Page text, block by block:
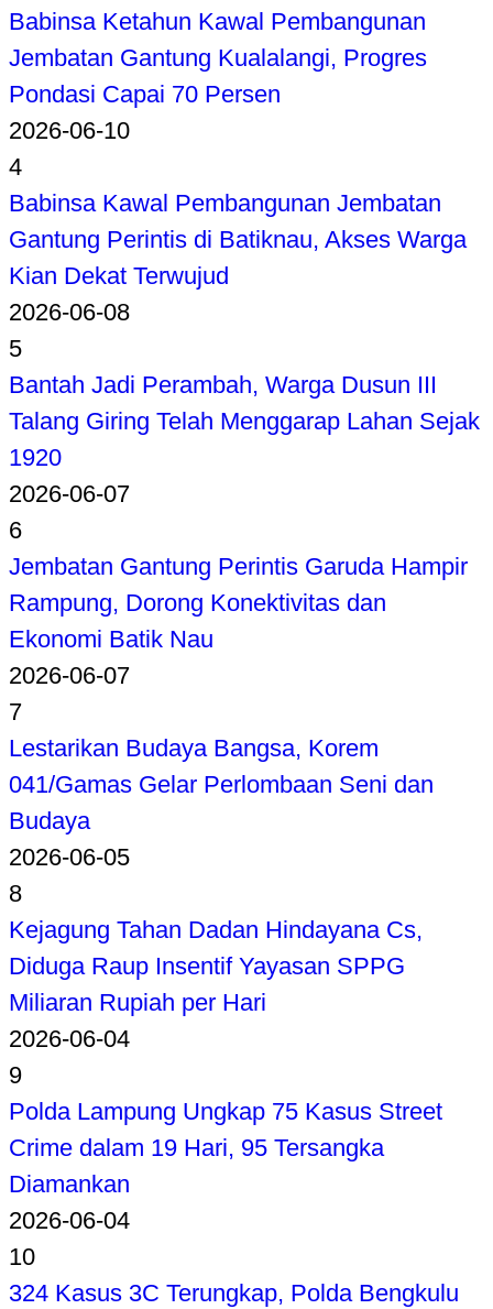
Babinsa Ketahun Kawal Pembangunan
Jembatan Gantung Kualalangi, Progres
Pondasi Capai 70 Persen
2026-06-10
4
Babinsa Kawal Pembangunan Jembatan
Gantung Perintis di Batiknau, Akses Warga
Kian Dekat Terwujud
2026-06-08
5
Bantah Jadi Perambah, Warga Dusun III
Talang Giring Telah Menggarap Lahan Sejak
1920
2026-06-07
6
Jembatan Gantung Perintis Garuda Hampir
Rampung, Dorong Konektivitas dan
Ekonomi Batik Nau
2026-06-07
7
Lestarikan Budaya Bangsa, Korem
041/Gamas Gelar Perlombaan Seni dan
Budaya
2026-06-05
8
Kejagung Tahan Dadan Hindayana Cs,
Diduga Raup Insentif Yayasan SPPG
Miliaran Rupiah per Hari
2026-06-04
9
Polda Lampung Ungkap 75 Kasus Street
Crime dalam 19 Hari, 95 Tersangka
Diamankan
2026-06-04
10
324 Kasus 3C Terungkap, Polda Bengkulu